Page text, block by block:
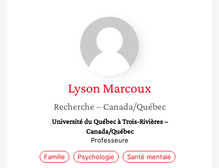
Lyson
Marcoux
Lyson Marcoux
Recherche – Canada/Québec
Université du Québec à Trois-Rivières –
Canada/Québec
Professeure
Famille Psychologie Santé mentale